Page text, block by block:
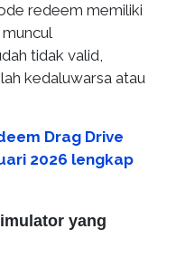
redeem memiliki
tidak valid,
kedaluwarsa atau
Drag Drive
2026 lengkap
yang